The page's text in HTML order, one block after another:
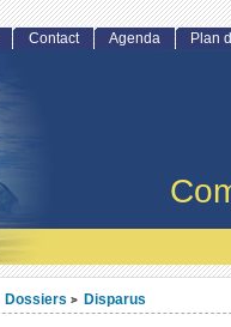
Dossiers > Disparus
Contact Agenda Plan